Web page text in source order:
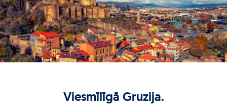
lidmašīnu)
Viesmīlīgā Gruzija.